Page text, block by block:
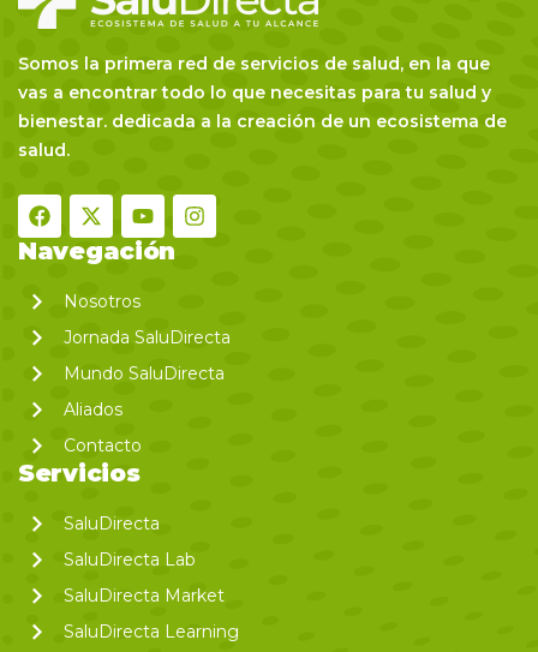
Somos la primera red de servicios de salud, en la que
vas a encontrar todo lo que necesitas para tu salud y
bienestar. dedicada a la creación de un ecosistema de
salud.
Navegación
Nosotros
Jornada SaluDirecta
Mundo SaluDirecta
Aliados
Contacto
Servicios
SaluDirecta
SaluDirecta Lab
SaluDirecta Market
SaluDirecta Learning